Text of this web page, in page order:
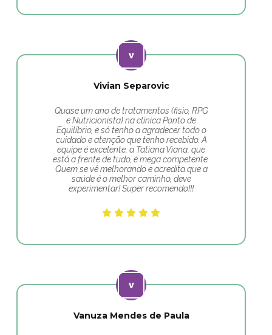
Vivian Separovic
Quase um ano de tratamentos (fisio, RPG
e Nutricionista) na clínica Ponto de
Equilíbrio, e só tenho a agradecer todo o
cuidado e atenção que tenho recebido. A
equipe é excelente, a Tatiana Viana, que
está a frente de tudo, é mega competente.
Quem se vê melhorando e acredita que a
saúde é o melhor caminho, deve
experimentar! Super recomendo!!!
Vanuza Mendes de Paula